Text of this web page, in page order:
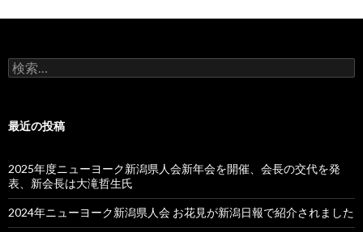
検
索:
最近の投稿
2025年度ニューヨーク新潟県人会新年会を開催、会長の交代を発
表、新会長は大滝哲生氏
2024年ニューヨーク新潟県人会 お花見が新潟日報で紹介されました